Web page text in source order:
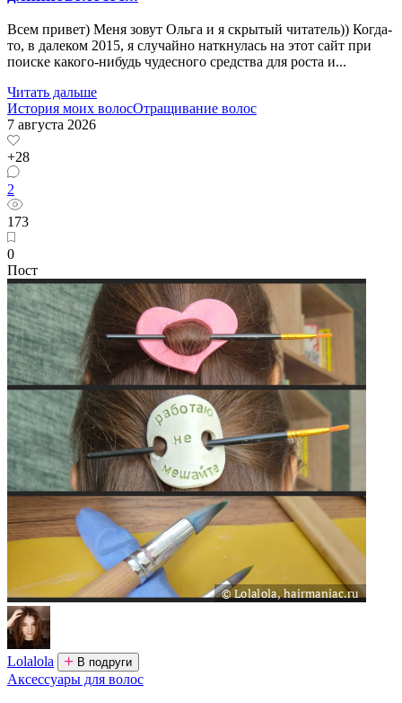
Всем привет) Меня зовут Ольга и я скрытый читатель)) Когда-
то, в далеком 2015, я случайно наткнулась на этот сайт при
поиске какого-нибудь чудесного средства для роста и...
Читать дальше
История моих волосОтращивание волос
7 августа 2026
+28
2
173
0
Пост
Lolalola В подруги
Аксессуары для волос